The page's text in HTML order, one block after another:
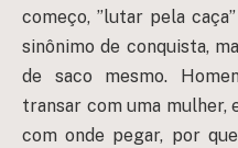
começo, ”lutar pela
sinônimo de conquista,
de saco mesmo.
transar com uma mulher,
com onde pegar, por